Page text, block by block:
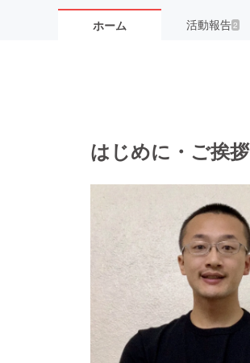
ホーム 活動報告 2
はじめに・ご挨拶